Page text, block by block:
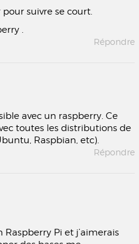
suivre se court.
.
Répondre
avec un raspberry. Ce
toutes les distributions de
Raspbian, etc).
Répondre
Pi et j’aimerais